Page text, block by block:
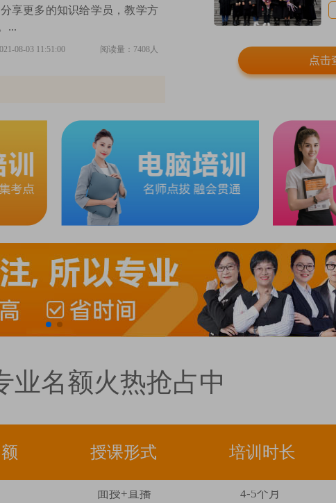
享更多的知识给学员，教学方
...
08-03 11:51:00 阅读量：7408人
点击
业名额火热抢占中
授课形式 培训时长
面授+直播
面授 5年